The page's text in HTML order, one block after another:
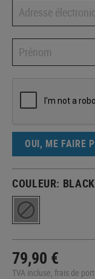
OUI, ME FAIRE
COULEUR: BLACK
79,90 €
TVA incluse, frais de